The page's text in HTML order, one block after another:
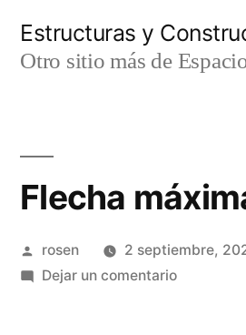
Estructuras y
Otro sitio más de
Flecha
Publicado
por
rosen
2 septiembre,
Dejar un comentarioen